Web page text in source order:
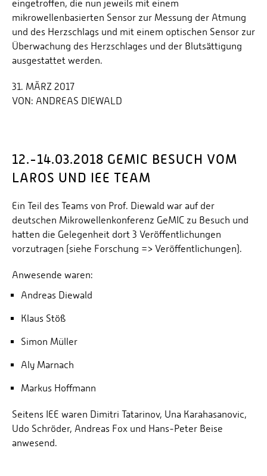
eingetroffen, die nun jeweils mit einem
mikrowellenbasierten Sensor zur Messung der Atmung
und des Herzschlags und mit einem optischen Sensor zur
Überwachung des Herzschlages und der Blutsättigung
ausgestattet werden.
31. MÄRZ 2017
VON: ANDREAS DIEWALD
12.-14.03.2018 GEMIC BESUCH VOM
LAROS UND IEE TEAM
Ein Teil des Teams von Prof. Diewald war auf der
deutschen Mikrowellenkonferenz GeMIC zu Besuch und
hatten die Gelegenheit dort 3 Veröffentlichungen
vorzutragen (siehe Forschung => Veröffentlichungen).
Anwesende waren:
Andreas Diewald
Klaus Stöß
Simon Müller
Aly Marnach
Markus Hoffmann
Seitens IEE waren Dimitri Tatarinov, Una Karahasanovic,
Udo Schröder, Andreas Fox und Hans-Peter Beise
anwesend.